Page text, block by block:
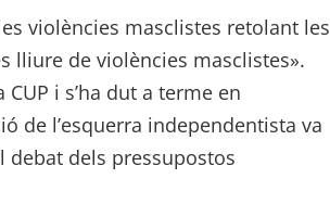
violències masclistes retolant les
lliure de violències masclistes».
i s’ha dut a terme en
de l’esquerra independentista va
debat dels pressupostos